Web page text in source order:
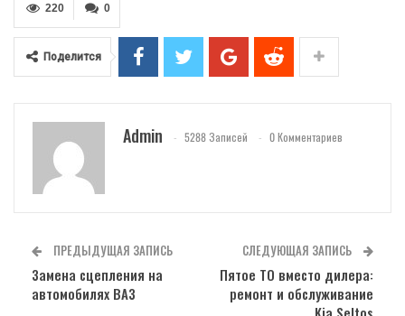
0
220
Поделится
Admin 5288 Записей 0 Комментариев
ПРЕДЫДУЩАЯ ЗАПИСЬ
Замена сцепления на
автомобилях ВАЗ
СЛЕДУЮЩАЯ ЗАПИСЬ
Пятое ТО вместо дилера:
ремонт и обслуживание